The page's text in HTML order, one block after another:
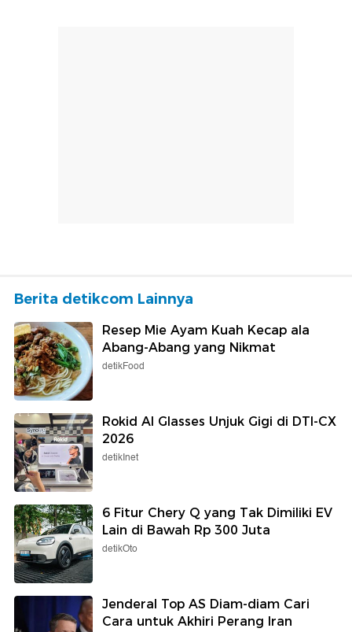
Berita detikcom Lainnya
Resep Mie Ayam Kuah Kecap ala
Abang-Abang yang Nikmat
detikFood
Rokid AI Glasses Unjuk Gigi di DTI-CX
2026
detikInet
6 Fitur Chery Q yang Tak Dimiliki EV
Lain di Bawah Rp 300 Juta
detikOto
Jenderal Top AS Diam-diam Cari
Cara untuk Akhiri Perang Iran